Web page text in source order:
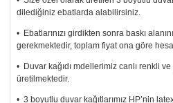
dilediğiniz ebatlarda alabilirsiniz.
• Ebatlarınızı girdikten sonra baskı
gerekmektedir, toplam fiyat ona göre
• Duvar kağıdı mdellerimiz canlı renkli
üretilmektedir.
• 3 boyutlu duvar kağıtlarımız HP’nin